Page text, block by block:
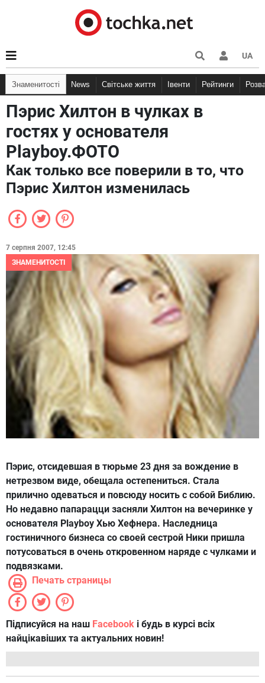
UA
Знаменитості News Світське життя Івенти Рейтинги
Пэрис Хилтон в чулках в
гостях у основателя
Playboy.ФОТО
Как только все поверили в то, что
Пэрис Хилтон изменилась
7 серпня 2007, 12:45
ЗНАМЕНИТОСТІ
Пэрис, отсидевшая в тюрьме 23 дня за вождение в
нетрезвом виде, обещала остепениться. Стала
прилично одеваться и повсюду носить с собой Библию.
Но недавно папарацци засняли Хилтон на вечеринке у
основателя Playboy Хью Хефнера. Наследница
гостиничного бизнеса со своей сестрой Ники пришла
потусоваться в очень откровенном наряде с чулками и
подвязками.
Печать страницы
Підписуйся на наш Facebook і будь в курсі всіх
найцікавіших та актуальних новин!